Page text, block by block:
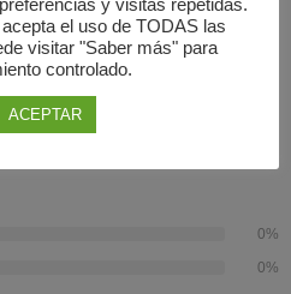
0%
0%
y visitas repetidas.
el uso de TODAS las
visitar "Saber más" para
controlado.
ACEPTAR